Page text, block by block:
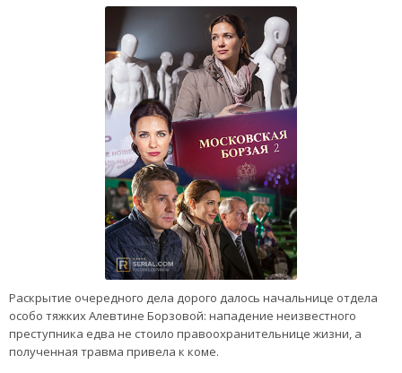
Раскрытие очередного дела дорого далось начальнице отдела
особо тяжких Алевтине Борзовой: нападение неизвестного
преступника едва не стоило правоохранительнице жизни, а
полученная травма привела к коме.